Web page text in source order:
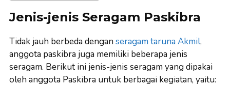
Jenis-jenis Seragam Paskibra
Tidak jauh berbeda dengan seragam taruna Akmil,
anggota paskibra juga memiliki beberapa jenis
seragam. Berikut ini jenis-jenis seragam yang dipakai
oleh anggota Paskibra untuk berbagai kegiatan, yaitu: